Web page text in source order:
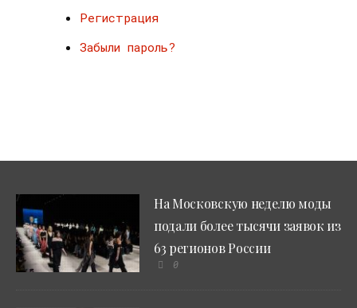
Регистрация
Забыли пароль?
На Московскую неделю моды
подали более тысячи заявок из
63 регионов России
0